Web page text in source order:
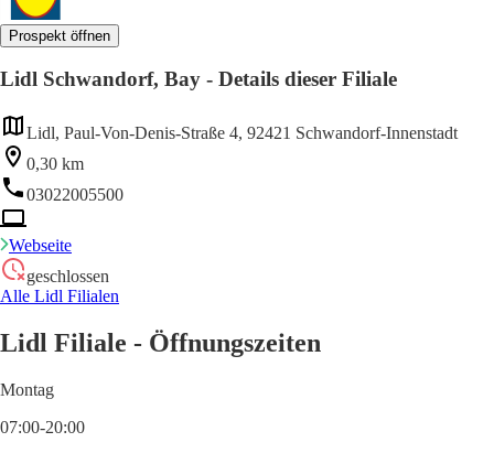
Prospekt öffnen
Lidl Schwandorf, Bay - Details dieser Filiale
Lidl, Paul-Von-Denis-Straße 4, 92421 Schwandorf-Innenstadt
0,30 km
03022005500
Webseite
geschlossen
Alle Lidl Filialen
Lidl Filiale - Öffnungszeiten
Montag
07:00-20:00